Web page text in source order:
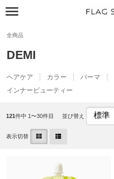
全商品
DEMI
ヘアケア カラー パーマ
インナービューティー
121件中 1〜30件目 並び替え
表示切替